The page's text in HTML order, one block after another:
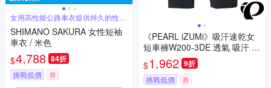
女用高性能公路車衣提供持久的性能
與舒適性
SHIMANO SAKURA 女性短袖
車衣 / 米色
$4,788 84折
挑戰低價 券
《PEARL iZUMi》吸汗速乾女
短車褲W200-3DE 透氣 吸汗 日
本製 女車褲/單車/飛輪課/運動/
入門款
$1,962 9折
挑戰低價 券